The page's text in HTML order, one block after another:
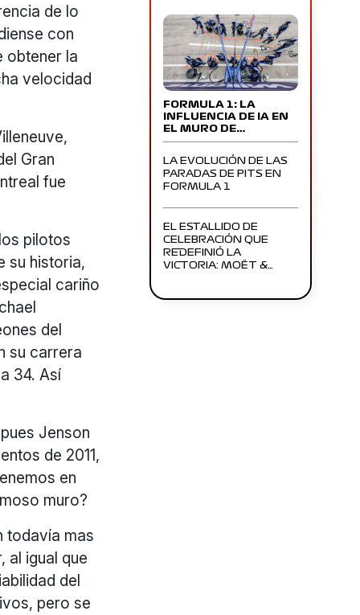
de lo
con
obtener la
velocidad
Gran
fue
pilotos
su historia,
cariño
del
su carrera
34. Así
Jenson
de 2011,
en
muro?
todavía mas
al igual que
del
pero se
FORMULA 1: LA
INFLUENCIA DE IA EN
EL MURO DE…
LA EVOLUCIÓN DE LAS
PARADAS DE PITS EN
FORMULA 1
EL ESTALLIDO DE
CELEBRACIÓN QUE
REDEFINIÓ LA
VICTORIA: MOËT &…